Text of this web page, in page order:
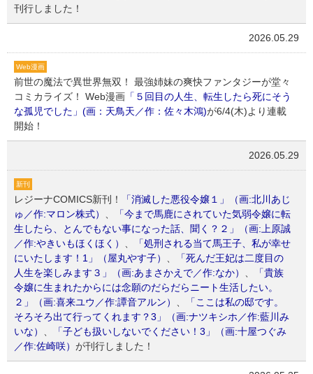
刊行しました！
2026.05.29
Web漫画
前世の魔法で異世界無双！ 最強姉妹の爽快ファンタジーが堂々
コミカライズ！ Web漫画 「５回目の人生、転生したら死にそう
な孤児でした」(画：天鳥天／作：佐々木鴻)が6/4(木)より連載
開始！
2026.05.29
新刊
レジーナCOMICS新刊！
「消滅した悪役令嬢１」（画:北川あじ
ゅ／作:マロン株式）
「今まで馬鹿にされていた気弱令嬢に転
生したら、とんでもない事になった話、聞く？２」（画:上原誠
／作:やきいもほくほく）
「処刑される当て馬王子、私が幸せ
にいたします！1」（屋丸やす子）
「死んだ王妃は二度目の
人生を楽しみます３」（画:あまさかえで／作:なか）
「貴族
令嬢に生まれたからには念願のだらだらニート生活したい。
２」（画:喜来ユウ／作:譚音アルン）
「ここは私の邸です。
そろそろ出て行ってくれます？3」（画:ナツキシホ／作:藍川み
いな）
「子ども扱いしないでください！3」（画:十屋つぐみ
／作:佐崎咲） が刊行しました！